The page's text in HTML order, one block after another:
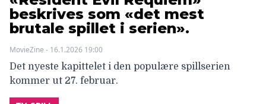
beskrives som «det mest
brutale spillet i serien».
MovieZine - 16.1.2026 19:00
Det nyeste kapittelet i den populære spillserien
kommer ut 27. februar.